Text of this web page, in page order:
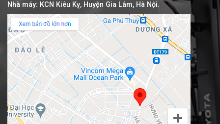
Nhà máy: KCN Kiêu Kỵ, Huyện Gia Lâm, Hà Nội.